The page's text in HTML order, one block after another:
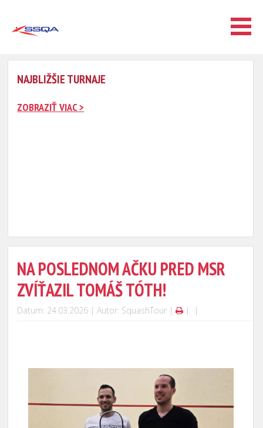
NAJBLIŽŠIE TURNAJE
ZOBRAZIŤ VIAC >
NA POSLEDNOM AČKU PRED MSR
ZVÍŤAZIL TOMÁŠ TÓTH!
Datum: 24.03.2026 | Autor: SquashTour | | |